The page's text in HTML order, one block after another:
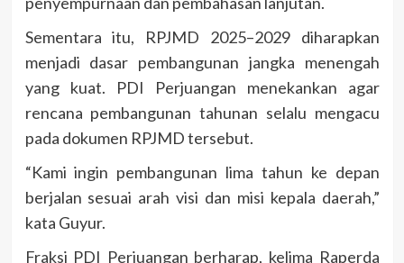
Sementara itu, RPJMD 2025–2029 diharapkan
menjadi dasar pembangunan jangka menengah
yang kuat. PDI Perjuangan menekankan agar
rencana pembangunan tahunan selalu mengacu
pada dokumen RPJMD tersebut.
“Kami ingin pembangunan lima tahun ke depan
berjalan sesuai arah visi dan misi kepala daerah,”
kata Guyur.
Fraksi PDI Perjuangan berharap, kelima Raperda